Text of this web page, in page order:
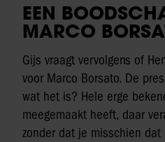
EEN
MARCO
Gijs vraagt vervolgens of
voor Marco Borsato. De
wat het is? Hele erge
meegemaakt heeft, daar
zonder dat je misschien